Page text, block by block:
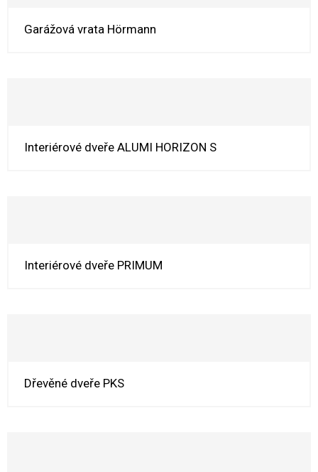
Garážová vrata Hörmann
Interiérové dveře ALUMI HORIZON S
Interiérové dveře PRIMUM
Dřevěné dveře PKS